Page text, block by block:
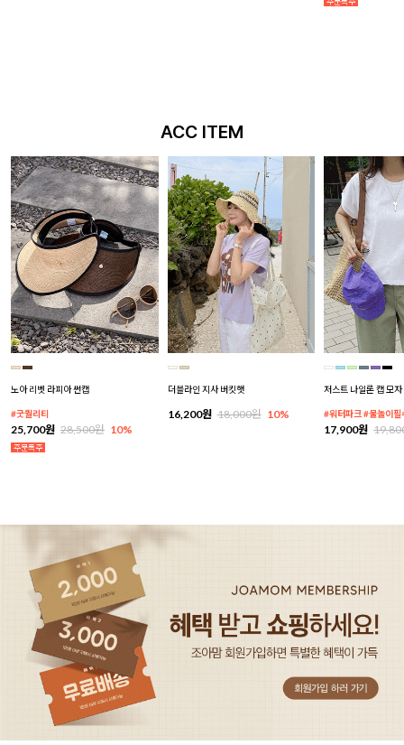
ACC ITEM
노아 리벳 라피아 썬캡
#굿퀄리티
25,700원 28,500원 10%
더블라인 지사 버킷햇
16,200원 18,000원 10%
저스트 나일론 캡 모자
#워터파크 #물놀이필
17,900원